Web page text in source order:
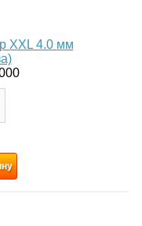
XXL 4.0 мм